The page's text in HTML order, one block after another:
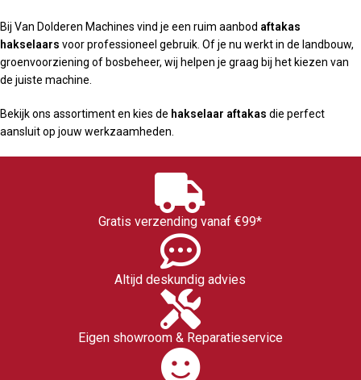
Bij Van Dolderen Machines vind je een ruim aanbod aftakas
hakselaars voor professioneel gebruik. Of je nu werkt in de landbouw,
groenvoorziening of bosbeheer, wij helpen je graag bij het kiezen van
de juiste machine.
Bekijk ons assortiment en kies de hakselaar aftakas die perfect
aansluit op jouw werkzaamheden.
Gratis verzending vanaf €99*
Altijd deskundig advies
Eigen showroom & Reparatieservice